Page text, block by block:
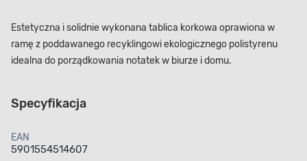
Estetyczna i solidnie wykonana tablica korkowa oprawiona w
ramę z poddawanego recyklingowi ekologicznego polistyrenu
idealna do porządkowania notatek w biurze i domu.
Specyfikacja
EAN
5901554514607